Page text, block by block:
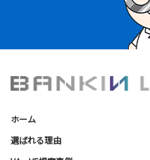
ホーム
選ばれる理由